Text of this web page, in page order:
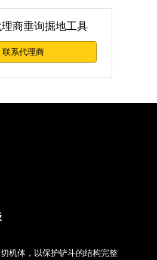
商垂询掘地工具
联系代理商
机体，以保护铲斗的结构完整